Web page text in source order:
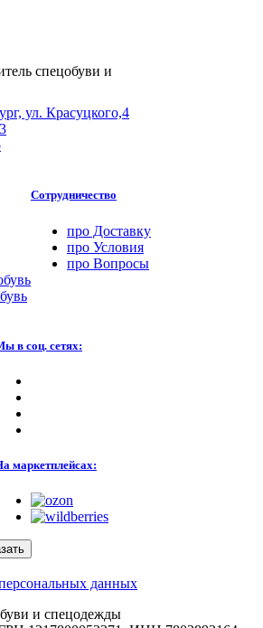
ул. Красуцкого,4
Сотрудничество
про Доставку
про Условия
про Вопросы
в соц. сетях:
маркетплейсах:
данных
и спецодежды